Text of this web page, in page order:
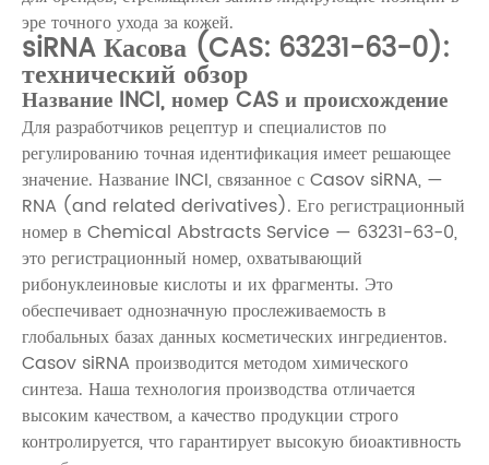
эре точного ухода за кожей.
siRNA Касова (CAS: 63231-63-0):
технический обзор
Название INCI, номер CAS и происхождение
Для разработчиков рецептур и специалистов по
регулированию точная идентификация имеет решающее
значение. Название INCI, связанное с Casov siRNA, —
RNA (and related derivatives). Его регистрационный
номер в Chemical Abstracts Service — 63231-63-0,
это регистрационный номер, охватывающий
рибонуклеиновые кислоты и их фрагменты. Это
обеспечивает однозначную прослеживаемость в
глобальных базах данных косметических ингредиентов.
Casov siRNA производится методом химического
синтеза. Наша технология производства отличается
высоким качеством, а качество продукции строго
контролируется, что гарантирует высокую биоактивность